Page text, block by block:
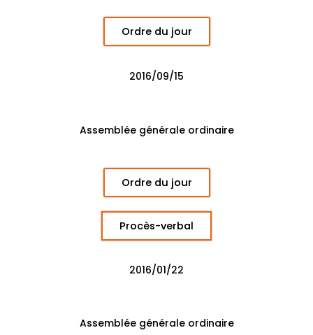
Ordre du jour
2016/09/15
Assemblée générale ordinaire
Ordre du jour
Procès-verbal
2016/01/22
Assemblée générale ordinaire